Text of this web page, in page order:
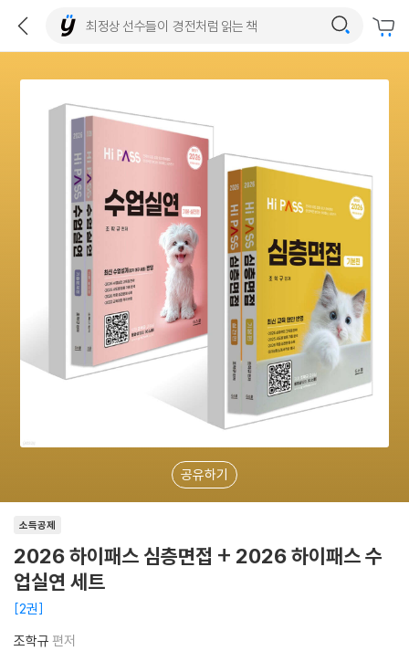
공유하기
소득공제
2026 하이패스 심층면접 + 2026 하이패스 수
업실연 세트
2권
조학규 편저